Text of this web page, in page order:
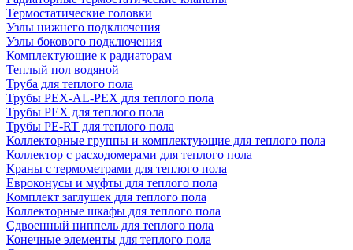
Термостатические головки
Узлы нижнего подключения
Узлы бокового подключения
Комплектующие к радиаторам
Теплый пол водяной
Труба для теплого пола
Трубы PEX-AL-PEX для теплого пола
Трубы PEX для теплого пола
Трубы PE-RT для теплого пола
Коллекторные группы и комплектующие для теплого пола
Коллектор с расходомерами для теплого пола
Краны с термометрами для теплого пола
Евроконусы и муфты для теплого пола
Комплект заглушек для теплого пола
Коллекторные шкафы для теплого пола
Сдвоенный ниппель для теплого пола
Конечные элементы для теплого пола